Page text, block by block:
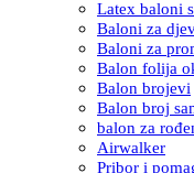
Latex baloni
Baloni za
Baloni za
Balon folija
Balon brojevi
Balon broj
balon za
Airwalker
Pribor i